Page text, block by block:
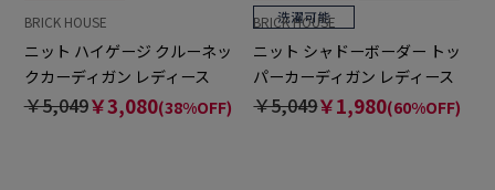
BRICK HOUSE
ニット ハイゲージ クルーネッ
クカーディガン レディース
￥5,049￥3,080(38%OFF)
BRICK HOUSE
ニット シャドーボーダー トッ
パーカーディガン レディース
￥5,049￥1,980(60%OFF)